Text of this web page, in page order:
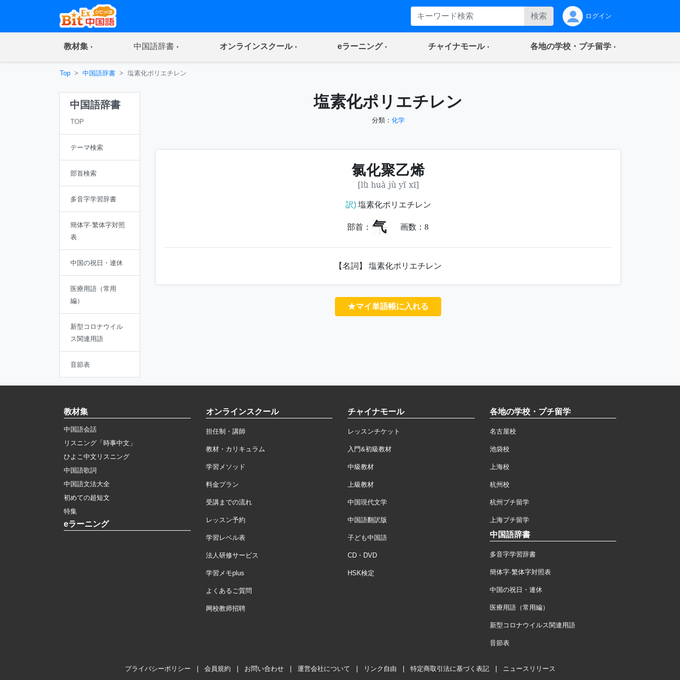
検索 ログイン
教材集(current) 中国語辞書(current) オンラインスクール(current) eラーニング(current) チャイナモール(current) 各地の学校・プチ留学(current)
Top 中国語辞書 塩素化ポリエチレン
中国語辞書
TOP
テーマ検索
部首検索
多音字学習辞書
簡体字·繁体字対照
表
中国の祝日・連休
医療用語（常用
編）
新型コロナウイル
ス関連用語
音節表
塩素化ポリエチレン
分類： 化学
氯化聚乙烯
[lǜ huà jù yǐ xī]
訳)塩素化ポリエチレン
部首： 气 画数： 8
【名詞】 塩素化ポリエチレン
★マイ単語帳に入れる
教材集
中国語会話
リスニング「時事中文」
ひよこ中文リスニング
中国語歌詞
中国語文法大全
初めての超短文
特集
eラーニング
オンラインスクール
担任制・講師
教材・カリキュラム
学習メソッド
料金プラン
受講までの流れ
レッスン予約
学習レベル表
法人研修サービス
学習メモplus
よくあるご質問
网校教师招聘
チャイナモール
レッスンチケット
入門&初級教材
中級教材
上級教材
中国現代文学
中国語翻訳版
子ども中国語
CD・DVD
HSK検定
各地の学校・プチ留学
名古屋校
池袋校
上海校
杭州校
杭州プチ留学
上海プチ留学
中国語辞書
多音字学習辞書
簡体字·繁体字対照表
中国の祝日・連休
医療用語（常用編）
新型コロナウイルス関連用語
音節表
プライバシーポリシー 会員規約 お問い合わせ 運営会社について リンク自由 特定商取引法に基づく表記 ニュースリリース